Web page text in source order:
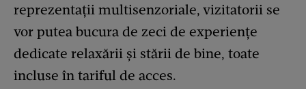
reprezentații multisenzoriale, vizitatorii se
vor putea bucura de zeci de experiențe
dedicate relaxării și stării de bine, toate
incluse în tariful de acces.